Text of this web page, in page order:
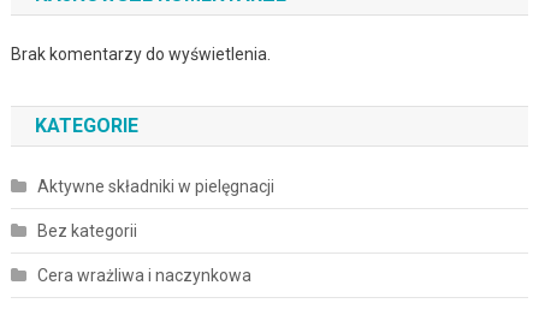
Brak komentarzy do wyświetlenia.
KATEGORIE
Aktywne składniki w pielęgnacji
Bez kategorii
Cera wrażliwa i naczynkowa